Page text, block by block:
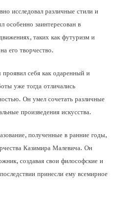
исследовал различные стили и
особенно заинтересован в
таких как футуризм и
его творчество.
себя как одаренный и
уже тогда отличались
Он умел сочетать различные
произведения искусства.
полученные в ранние годы,
Казимира Малевича. Он
создавая свои философские и
принесли ему всемирное